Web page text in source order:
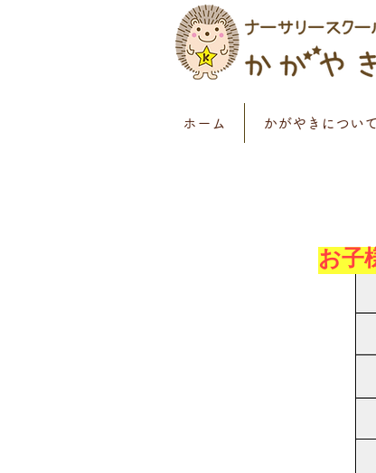
ホーム かがやきについて
お子